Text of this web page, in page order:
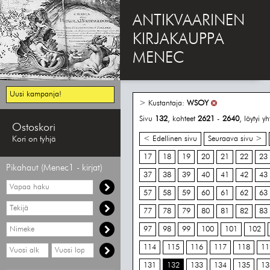
ANTIKVAARINEN
KIRJAKAUPPA
MENEC
Uusi kampanja!
Ostoskori
Kori on tyhjä
Pikahaut (Menec1 - kirjat)
Vapaa
haku
Hae
tekijää
Hae
nimekettä
Hae
vähimmäisvuosi
Hae
enimmäisvuosi
> Kustantaja: WSOY
Sivu 132, kohteet 2621 - 2640, löytyi
< Edellinen sivu Seuraava sivu >
17 18 19 20 21 22 23
37 38 39 40 41 42 43
57 58 59 60 61 62 63
77 78 79 80 81 82 83
97 98 99 100 101 102
114 115 116 117 118
131 132 133 134 135